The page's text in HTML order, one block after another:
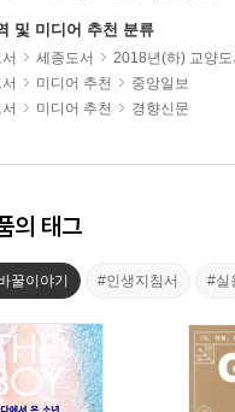
및 미디어 추천 분류
세종도서 2018년(하) 교양도
미디어 추천
중앙일보
미디어 추천 경향신문
의 태그
꿀이야기 #인생지침서 #실